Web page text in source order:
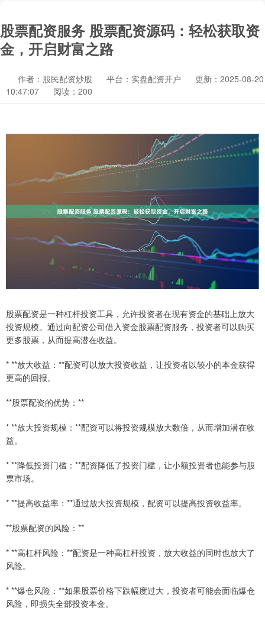
股票配资服务 股票配资源码：轻松获取资
金，开启财富之路
作者：股民配资炒股 平台：实盘配资开户
更新：2025-08-20
10:47:07
阅读：200
股票配资是一种杠杆投资工具，允许投资者在现有资金的基础上放大
投资规模。通过向配资公司借入资金股票配资服务，投资者可以购买
更多股票，从而提高潜在收益。
* **放大收益：**配资可以放大投资收益，让投资者以较小的本金获得
更高的回报。
**股票配资的优势：**
* **放大投资规模：**配资可以将投资规模放大数倍，从而增加潜在收
益。
* **降低投资门槛：**配资降低了投资门槛，让小额投资者也能参与股
票市场。
* **提高收益率：**通过放大投资规模，配资可以提高投资收益率。
**股票配资的风险：**
* **高杠杆风险：**配资是一种高杠杆投资，放大收益的同时也放大了
风险。
* **爆仓风险：**如果股票价格下跌幅度过大，投资者可能会面临爆仓
风险，即损失全部投资本金。